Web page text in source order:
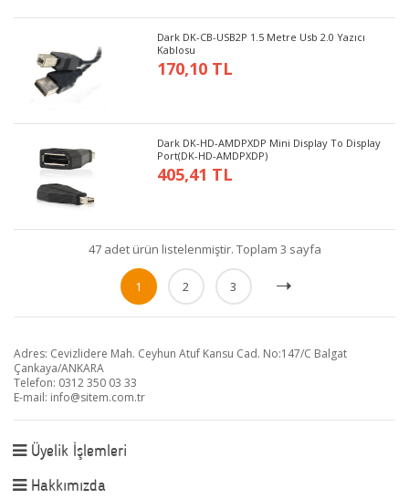
Dark DK-CB-USB2P 1.5 Metre Usb 2.0 Yazıcı
Kablosu
170,10 TL
Dark DK-HD-AMDPXDP Mini Display To Display
Port(DK-HD-AMDPXDP)
405,41 TL
47 adet ürün listelenmiştir. Toplam 3 sayfa
1 2 3
Adres: Cevizlidere Mah. Ceyhun Atuf Kansu Cad. No:147/C Balgat
Çankaya/ANKARA
Telefon: 0312 350 03 33
E-mail: info@sitem.com.tr
Üyelik İşlemleri
Hakkımızda